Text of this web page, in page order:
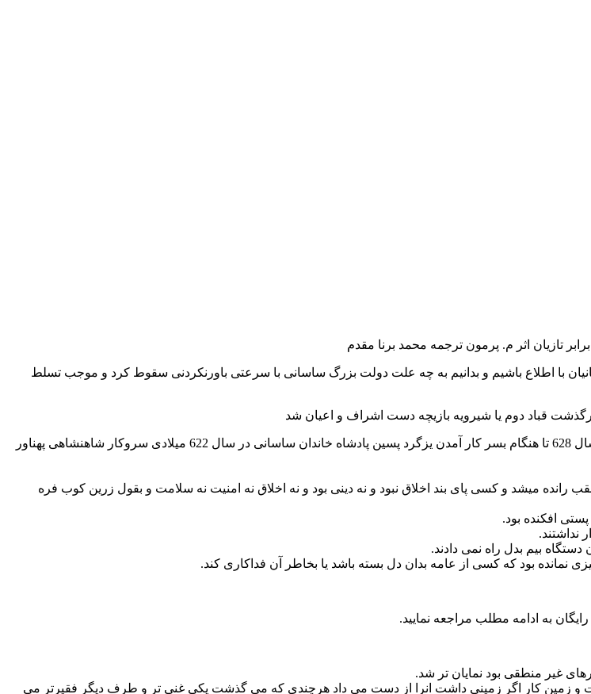
تا‌زیا‌ن‌ اثر م. پرمون ترجمه محمد برنا مقدم
با اطلاع باشیم و بدانیم به چه علت دولت بزرگ ساسانی با سرعتی باورنکردنی سقوط کرد و موجب تسلط
قباد دوم یا شیرویه بازیچه دست اشراف و اعیان شد
اینک ببینیم پس از مردن شیرویه پس از شش ماه پادشاهی ننگین به بیماری طاعون مرد در سال 628 تا هنگام بسر کار آمدن یزگرد پسین پادشاه خاندان ساسانی در سال 622 میلادی سروکار شاهنشاهی پهناور
میشد و کسی پای بند اخلاق نبود و نه دینی بود و نه اخلاق نه امنیت نه سلامت و بقول زرین کوب فره
افکنده بود.
نداشتند.
بیم بدل راه نمی دادند.
نمانده بود که کسی از عامه بدان دل بسته باشد یا بخاطر آن فداکاری کند.
رایگان به ادامه مطلب مراجعه نمایید.
غیر منطقی بود نمایان تر شد.
و زمین کار اگر زمینی داشت انرا از دست می داد هرچندی که می گذشت یکی غنی تر و طرف دیگر فقیرتر می